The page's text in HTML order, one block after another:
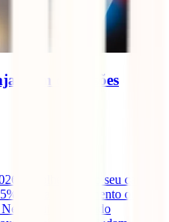
sem comissões
escolher bem o seu cartão
em cada pagamento ou
Neste guia atualizado